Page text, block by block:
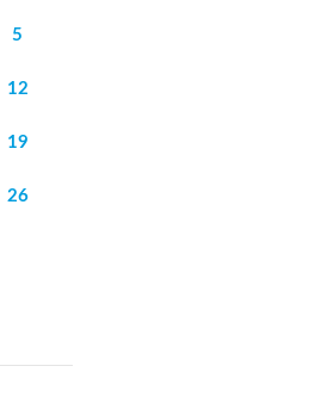
5
12
19
26